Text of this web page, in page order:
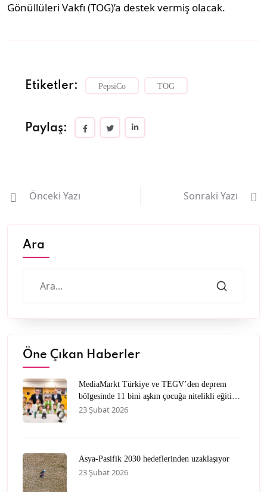
Gönüllüleri Vakfı (TOG)’a destek vermiş olacak.
Etiketler: PepsiCo TOG
Paylaş:
Önceki Yazı Sonraki Yazı
Ara
Öne Çıkan Haberler
MediaMarkt Türkiye ve TEGV’den deprem
bölgesinde 11 bini aşkın çocuğa nitelikli eğitim
desteği
23 Şubat 2026
Asya-Pasifik 2030 hedeflerinden uzaklaşıyor
23 Şubat 2026